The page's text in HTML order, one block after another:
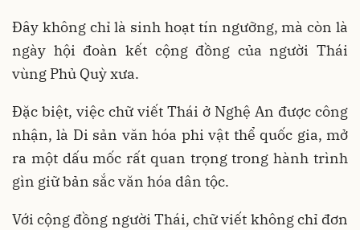
Đây không chỉ là sinh hoạt tín ngưỡng, mà còn là
ngày hội đoàn kết cộng đồng của người Thái
vùng Phủ Quỳ xưa.
Đặc biệt, việc chữ viết Thái ở Nghệ An được công
nhận, là Di sản văn hóa phi vật thể quốc gia, mở
ra một dấu mốc rất quan trọng trong hành trình
gìn giữ bản sắc văn hóa dân tộc.
Với cộng đồng người Thái, chữ viết không chỉ đơn